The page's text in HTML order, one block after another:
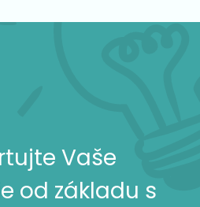
Vaše
od základu s